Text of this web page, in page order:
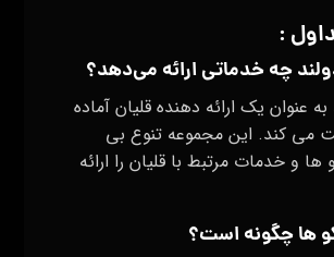
:
عنوان یک ارائه دهنده قلیان آماده
می‌ کند. این مجموعه تنوع بی‌
ها و خدمات مرتبط با قلیان را ارائه